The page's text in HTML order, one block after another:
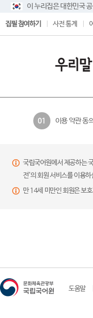
이 누리집은 대한민국
집필 참여하기 사전 통계
01 이용 약관 동의
국립국어원에서 제공하는
전’의 회원 서비스를 이용
만 14세 미만인 회원은 보
도움말